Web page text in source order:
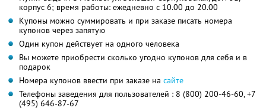
корпус 6; время работы: ежедневно с 10.00 до 20.00
Купоны можно суммировать и при заказе писать номера
купонов через запятую
Один купон действует на одного человека
Вы можете приобрести сколько угодно купонов для себя и в
подарок
Номера купонов ввести при заказе на сайте
Телефоны заведения для пользователей : 8 (800) 200-46-60, +7
(495) 646-87-67